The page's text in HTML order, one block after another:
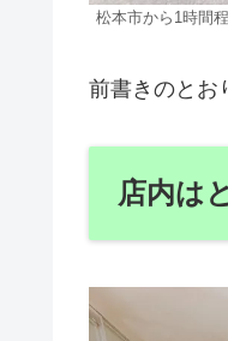
松本市から1時間
前書きのとお
店内は